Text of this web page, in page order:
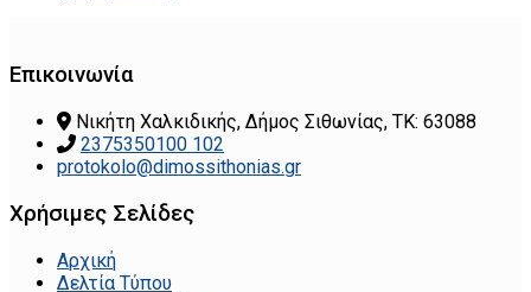
Επικοινωνία
Νικήτη Χαλκιδικής, Δήμος Σιθωνίας, ΤΚ: 63088
2375350100 102
protokolo@dimossithonias.gr
Χρήσιμες Σελίδες
Αρχική
Δελτία Τύπου